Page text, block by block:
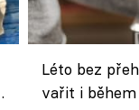
Léto bez
vařit i